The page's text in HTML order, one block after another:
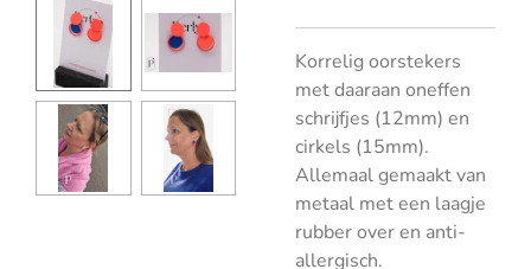
Korrelig oorstekers
met daaraan oneffen
schrijfjes (12mm) en
cirkels (15mm).
Allemaal gemaakt van
metaal met een laagje
rubber over en anti-
allergisch.